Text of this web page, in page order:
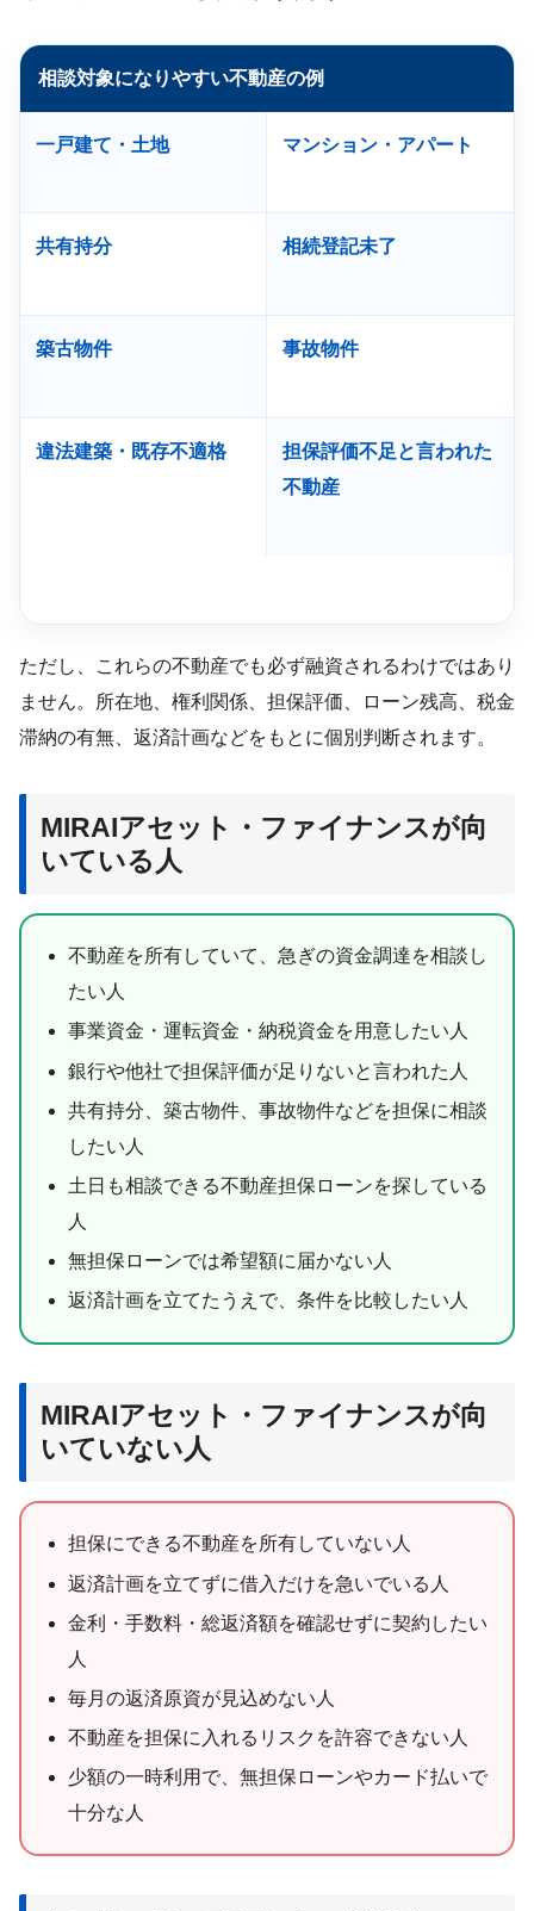
相談対象になりやすい不動産の例
一戸建て・土地 マンション・アパート
共有持分 相続登記未了
築古物件 事故物件
違法建築・既存不適格
担保評価不足と言われた
不動産
ただし、これらの不動産でも必ず融資されるわけではあり
ません。所在地、権利関係、担保評価、ローン残高、税金
滞納の有無、返済計画などをもとに個別判断されます。
MIRAIアセット・ファイナンスが向
いている人
不動産を所有していて、急ぎの資金調達を相談し
たい人
事業資金・運転資金・納税資金を用意したい人
銀行や他社で担保評価が足りないと言われた人
共有持分、築古物件、事故物件などを担保に相談
したい人
土日も相談できる不動産担保ローンを探している
人
無担保ローンでは希望額に届かない人
返済計画を立てたうえで、条件を比較したい人
MIRAIアセット・ファイナンスが向
いていない人
担保にできる不動産を所有していない人
返済計画を立てずに借入だけを急いでいる人
金利・手数料・総返済額を確認せずに契約したい
人
毎月の返済原資が見込めない人
不動産を担保に入れるリスクを許容できない人
少額の一時利用で、無担保ローンやカード払いで
十分な人